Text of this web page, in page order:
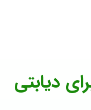
دیابتی‌